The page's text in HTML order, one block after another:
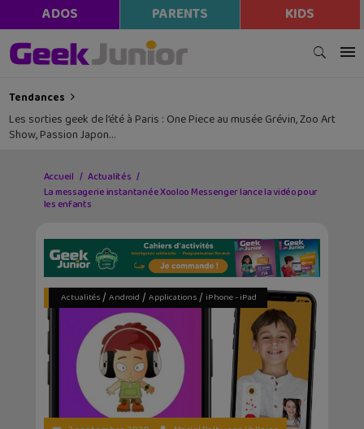
ADOS PARENTS KIDS
Tendances
Les sorties geek de l’été à Paris : One Piece au musée Grévin, Zoo Art
Show, Passion Japon…
Accueil
Actualités
La messagerie instantanée Xooloo Messenger lance la vidéo pour
les enfants
Actualités/ Android / Applications/ iPhone - iPad